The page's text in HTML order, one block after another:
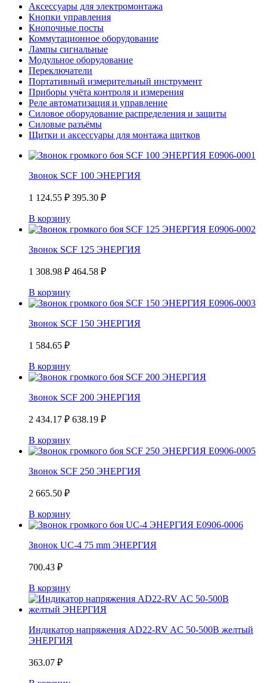
Аксессуары для электромонтажа
Кнопки управления
Кнопочные посты
Коммутационное оборудование
Лампы сигнальные
Модульное оборудование
Переключатели
Портативный измерительный инструмент
Приборы учёта контроля и измерения
Реле автоматизация и управление
Силовое оборудование распределения и защиты
Силовые разъёмы
Щитки и аксессуары для монтажа щитков
Звонок SCF 100 ЭНЕРГИЯ
1 124.55 ₽ 395.30 ₽
В корзину
Звонок SCF 125 ЭНЕРГИЯ
1 308.98 ₽ 464.58 ₽
В корзину
Звонок SCF 150 ЭНЕРГИЯ
1 584.65 ₽
В корзину
Звонок SCF 200 ЭНЕРГИЯ
2 434.17 ₽ 638.19 ₽
В корзину
Звонок SCF 250 ЭНЕРГИЯ
2 665.50 ₽
В корзину
Звонок UC-4 75 mm ЭНЕРГИЯ
700.43 ₽
В корзину
Индикатор напряжения AD22-RV AC 50-500В желтый
ЭНЕРГИЯ
363.07 ₽